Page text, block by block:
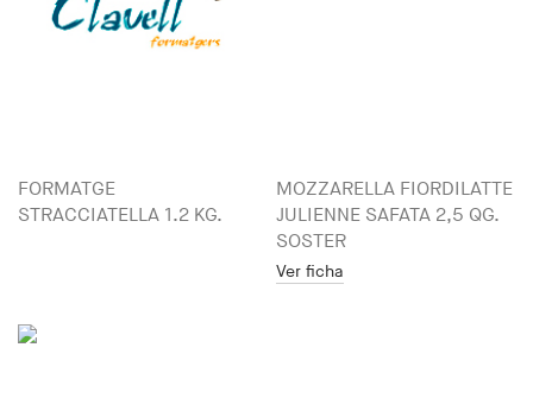
FORMATGE
STRACCIATELLA 1.2 KG.
MOZZARELLA FIORDILATTE
JULIENNE SAFATA 2,5 QG.
SOSTER
Ver ficha